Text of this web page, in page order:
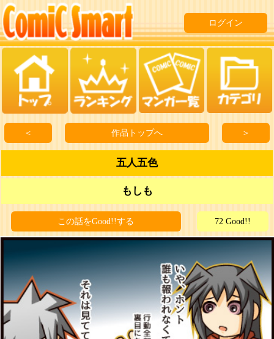
ログイン
＜ 作品トップへ ＞
五人五色
もしも
この話をGood!!する 72 Good!!